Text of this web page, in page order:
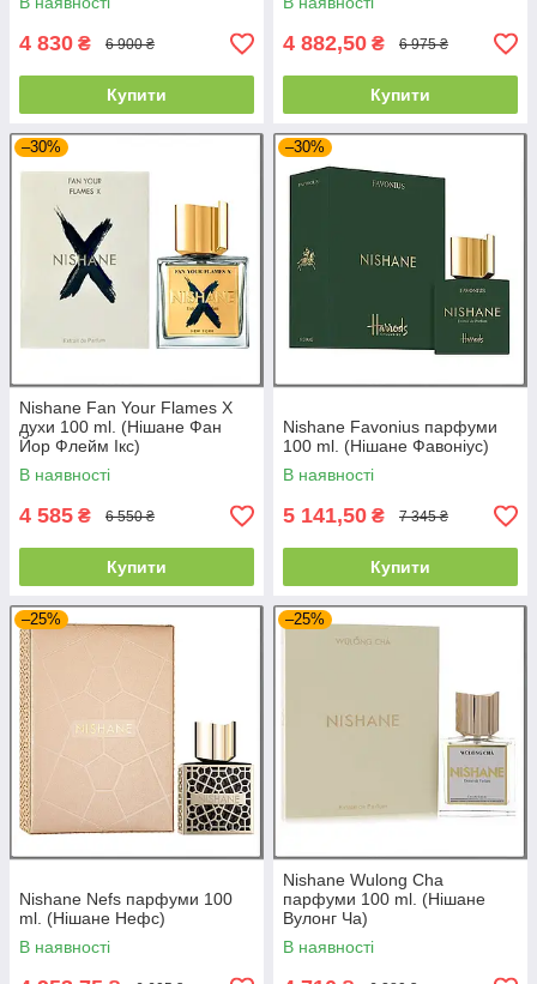
4 830 ₴ 6 900 ₴
Купити
4 882,50 ₴ 6 975 ₴
Купити
–30%
Nishane Fan Your Flames X
духи 100 ml. (Нішане Фан
Йор Флейм Ікс)
В наявності
4 585 ₴ 6 550 ₴
Купити
–30%
Nishane Favonius парфуми
100 ml. (Нішане Фавоніус)
В наявності
5 141,50 ₴ 7 345 ₴
Купити
–25%
Nishane Nefs парфуми 100
ml. (Нішане Нефс)
В наявності
–25%
Nishane Wulong Cha
парфуми 100 ml. (Нішане
Вулонг Ча)
В наявності